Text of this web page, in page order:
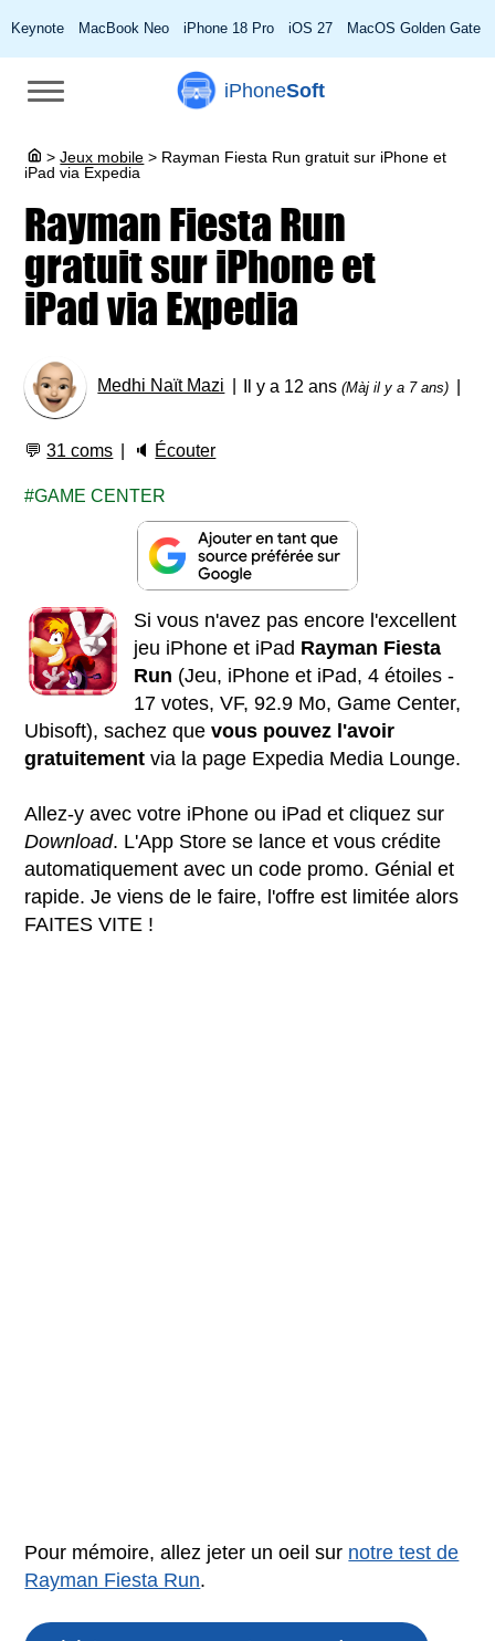
Keynote MacBook Neo iPhone 18 Pro iOS 27 MacOS Golden Gate
iPhoneSoft
> Jeux mobile > Rayman Fiesta Run gratuit sur iPhone et
iPad via Expedia
Rayman Fiesta Run
gratuit sur iPhone et
iPad via Expedia
Medhi Naït Mazi Il y a 12 ans(Màj il y a 7 ans)
💬31 coms 🔈 Écouter
GAME CENTER
Si vous n'avez pas encore l'excellent
jeu iPhone et iPad Rayman Fiesta
Run (Jeu, iPhone et iPad, 4 étoiles -
17 votes, VF, 92.9 Mo, Game Center,
Ubisoft), sachez quevous pouvez l'avoir
gratuitement via la page Expedia Media Lounge.
Allez-y avec votre iPhone ou iPad et cliquez sur
Download. L'App Store se lance et vous crédite
automatiquement avec un code promo. Génial et
rapide. Je viens de le faire, l'offre est limitée alors
FAITES VITE !
Pour mémoire, allez jeter un oeil sur notre test de
Rayman Fiesta Run.